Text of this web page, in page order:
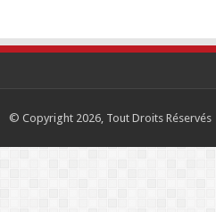
© Copyright 2026, Tout Droits Réservés